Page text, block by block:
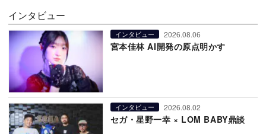
インタビュー
インタビュー 2026.08.06
宮本佳林 AI開発の原点明かす
インタビュー 2026.08.02
セガ・星野一幸 × LOM BABY鼎談